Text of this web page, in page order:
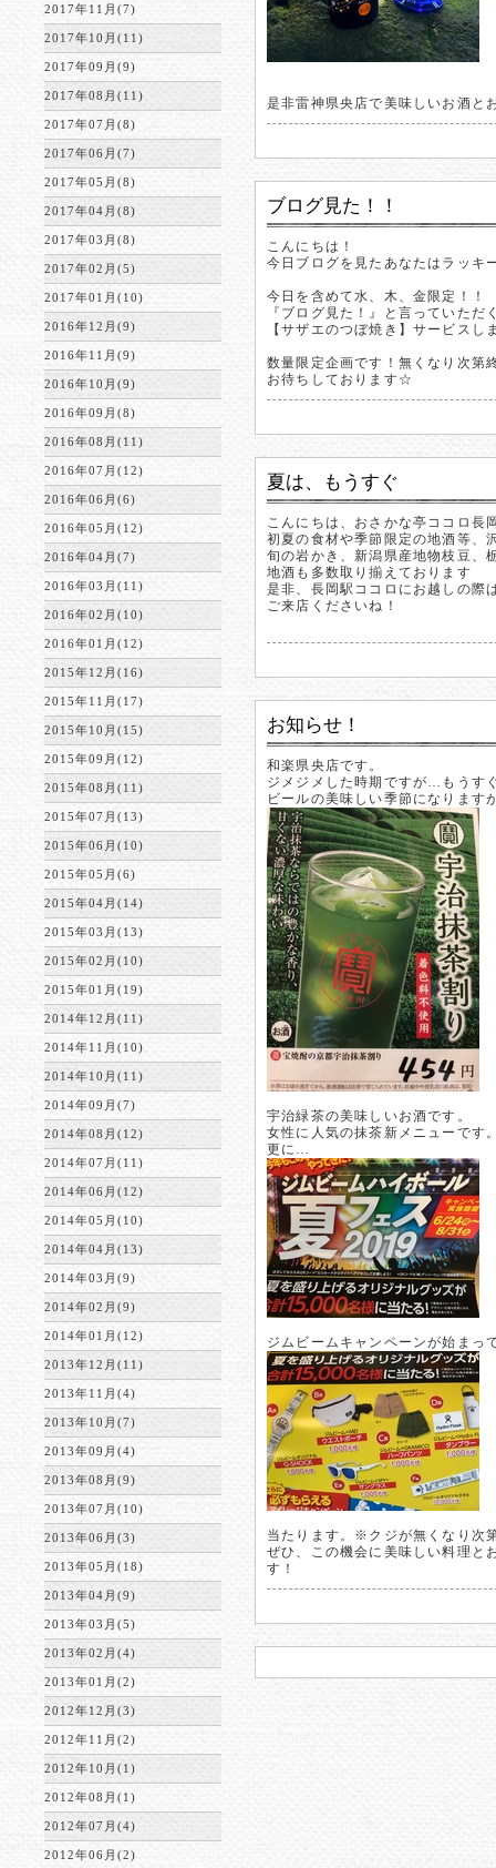
2017年11月(7)
2017年10月(11)
2017年09月(9)
2017年08月(11)
2017年07月(8)
2017年06月(7)
2017年05月(8)
2017年04月(8)
2017年03月(8)
2017年02月(5)
2017年01月(10)
2016年12月(9)
2016年11月(9)
2016年10月(9)
2016年09月(8)
2016年08月(11)
2016年07月(12)
2016年06月(6)
2016年05月(12)
2016年04月(7)
2016年03月(11)
2016年02月(10)
2016年01月(12)
2015年12月(16)
2015年11月(17)
2015年10月(15)
2015年09月(12)
2015年08月(11)
2015年07月(13)
2015年06月(10)
2015年05月(6)
2015年04月(14)
2015年03月(13)
2015年02月(10)
2015年01月(19)
2014年12月(11)
2014年11月(10)
2014年10月(11)
2014年09月(7)
2014年08月(12)
2014年07月(11)
2014年06月(12)
2014年05月(10)
2014年04月(13)
2014年03月(9)
2014年02月(9)
2014年01月(12)
2013年12月(11)
2013年11月(4)
2013年10月(7)
2013年09月(4)
2013年08月(9)
2013年07月(10)
2013年06月(3)
2013年05月(18)
2013年04月(9)
2013年03月(5)
2013年02月(4)
2013年01月(2)
2012年12月(3)
2012年11月(2)
2012年10月(1)
2012年08月(1)
2012年07月(4)
2012年06月(2)
是非雷神県央店で美味しいお酒と
ブログ見た！！
こんにちは！
今日ブログを見たあなたはラッキ
今日を含めて水、木、金限定！！
『ブログ見た！』と言っていただ
【サザエのつぼ焼き】サービスし
数量限定企画です！無くなり次第
お待ちしております☆
夏は、もうすぐ
こんにちは、おさかな亭ココロ長
初夏の食材や季節限定の地酒等、
旬の岩かき、新潟県産地物枝豆、
地酒も多数取り揃えております
是非、長岡駅ココロにお越しの際
ご来店くださいね！
お知らせ！
和楽県央店です。
ジメジメした時期ですが…もうす
ビールの美味しい季節になります
宇治緑茶の美味しいお酒です。
女性に人気の抹茶新メニューです
更に…
ジムビームキャンペーンが始まっ
当たります。※クジが無くなり次
ぜひ、この機会に美味しい料理と
す！